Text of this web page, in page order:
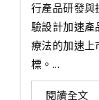
行產品研發與
驗設計加速產
療法的加速上
標。...
閱讀全文